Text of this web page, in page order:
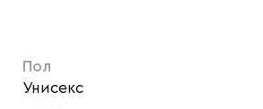
Пол
Унисекс